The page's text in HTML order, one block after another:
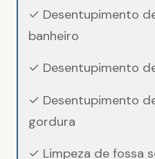
✓ Desentupimento
banheiro
✓ Desentupimento
✓ Desentupimento
gordura
✓ Limpeza de fossa